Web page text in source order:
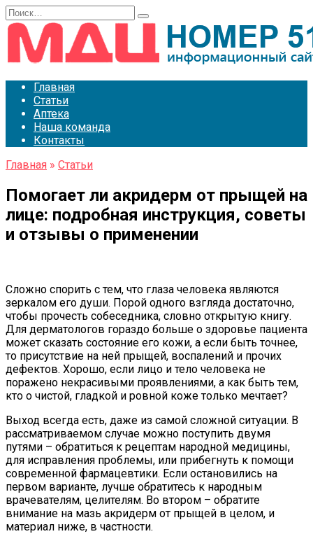
Перейти
к
содержанию
Search
for:
Главная
Статьи
Аптека
Наша команда
Контакты
Главная » Статьи
Помогает ли акридерм от прыщей на
лице: подробная инструкция, советы
и отзывы о применении
Сложно спорить с тем, что глаза человека являются
зеркалом его души. Порой одного взгляда достаточно,
чтобы прочесть собеседника, словно открытую книгу.
Для дерматологов гораздо больше о здоровье пациента
может сказать состояние его кожи, а если быть точнее,
то присутствие на ней прыщей, воспалений и прочих
дефектов. Хорошо, если лицо и тело человека не
поражено некрасивыми проявлениями, а как быть тем,
кто о чистой, гладкой и ровной коже только мечтает?
Выход всегда есть, даже из самой сложной ситуации. В
рассматриваемом случае можно поступить двумя
путями – обратиться к рецептам народной медицины,
для исправления проблемы, или прибегнуть к помощи
современной фармацевтики. Если остановились на
первом варианте, лучше обратитесь к народным
врачевателям, целителям. Во втором – обратите
внимание на мазь акридерм от прыщей в целом, и
материал ниже, в частности.